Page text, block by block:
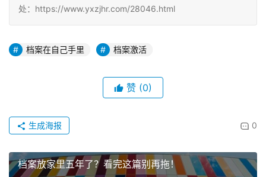
处：https://www.yxzjhr.com/28046.html
档案在自己手里 档案激活
赞 (0)
0
生成海报
档案放家里五年了？看完这篇别再拖！